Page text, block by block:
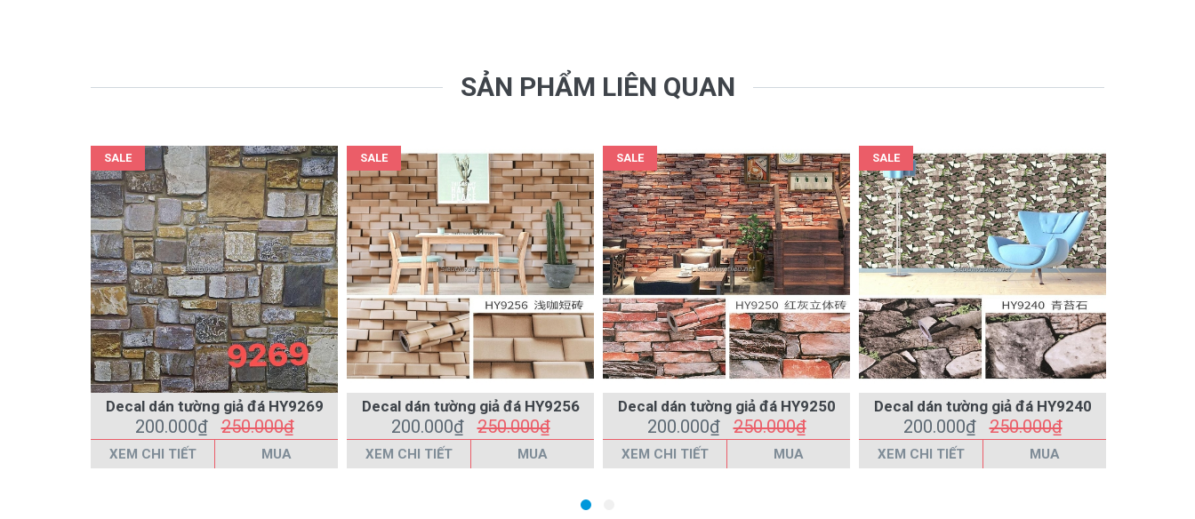
SẢN PHẨM LIÊN QUAN
SALE
Decal dán tường giả đá HY9269
200.000₫250.000₫
XEM CHI TIẾT MUA
SALE
Decal dán tường giả đá HY9256
200.000₫250.000₫
XEM CHI TIẾT MUA
SALE
Decal dán tường giả đá HY9250
200.000₫250.000₫
XEM CHI TIẾT MUA
SALE
Decal dán tường giả đá HY9240
200.000₫250.000₫
XEM CHI TIẾT MUA